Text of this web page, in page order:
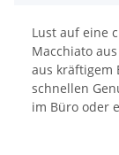
Lust auf eine
Macchiato
aus kräftigem
schnellen
im Büro oder